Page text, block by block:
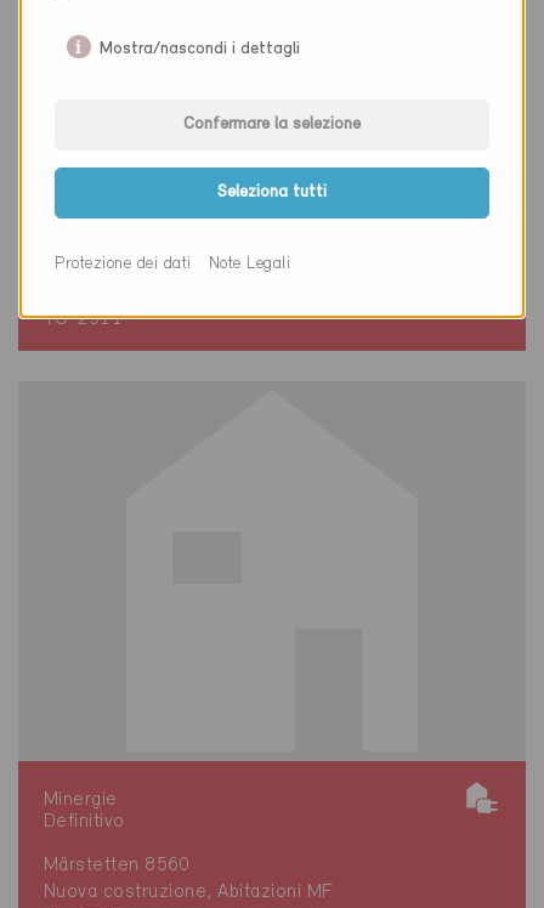
Definitivo
Weinfelden 8570
TG-2511
Minergie
Definitivo
Märstetten 8560
Nuova costruzione, Abitazioni MF
Mostra/nascondi i dettagli
Confermare la selezione
Seleziona tutti
Protezione dei dati Note Legali